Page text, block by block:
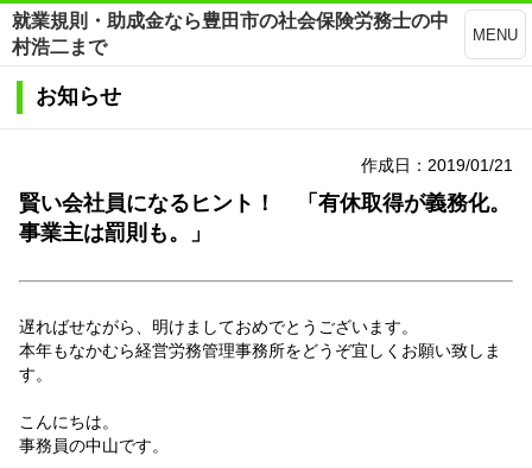
就業規則・助成金なら豊田市の社会保険労務士の中
村浩二まで
MENU
お知らせ
作成日：2019/01/21
賢い会社員になるヒント！ 「有休取得が義務化。
事業主は罰則も。」
遅ればせながら、明けましておめでとうございます。
本年もなかむら経営労務管理事務所をどうぞ宜しくお願い致しま
す。
こんにちは。
事務員の中山です。